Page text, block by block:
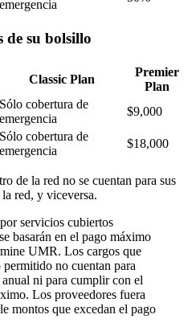
emergencia
de su bolsillo
Classic Plan
Premier
Plan
Sólo cobertura de
emergencia
$9,000
Sólo cobertura de
emergencia
$18,000
de la red no se cuentan para sus
red, y viceversa.
servicios cubiertos
basarán en el pago máximo
UMR. Los cargos que
no cuentan para
ni para cumplir con el
Los proveedores fuera
montos que excedan el pago